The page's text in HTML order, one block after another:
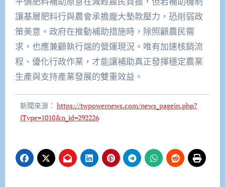
讓基層肥料行與農會承擔龐大墊款壓力，恐削弱政
策美意。政府在推動補助措施時，除照顧農民需
求，也應兼顧執行端的營運現況。唯有加速核銷流
程、優化行政作業，才能讓補助真正發揮穩定農業
生產與支持產業發展的雙重效益。
新聞來源： https://twpowernews.com/news_pagein.php?
iType=1010&n_id=292226